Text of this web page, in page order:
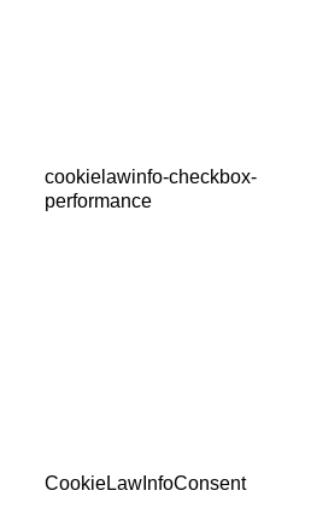
cookielawinfo-checkbox-
performance
CookieLawInfoConsent